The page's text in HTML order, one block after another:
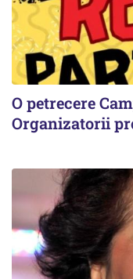
O petrecere
Organizatorii